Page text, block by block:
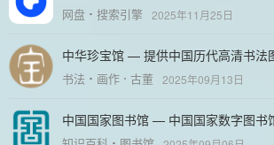
网盘 搜索引擎 2025年11月25日
中华珍宝馆 — 提供中国历代高清书法
书法 画作 古董 2025年09月13日
中国国家图书馆 — 中国国家数字图书